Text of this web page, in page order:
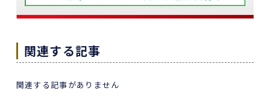
で分かりやすい。
余計経費は使わない、手数料は片方から貰う、それに
ます、間違いなく大成長されると思います。
柳澤さんとREDSさんとのご縁に感謝、本当にお世話に
す、そして、周りの仲間に強く紹介しておきます。
関連する記事
関連する記事がありません